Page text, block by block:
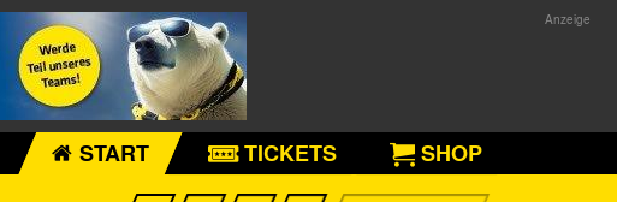
START TICKETS
SHOP